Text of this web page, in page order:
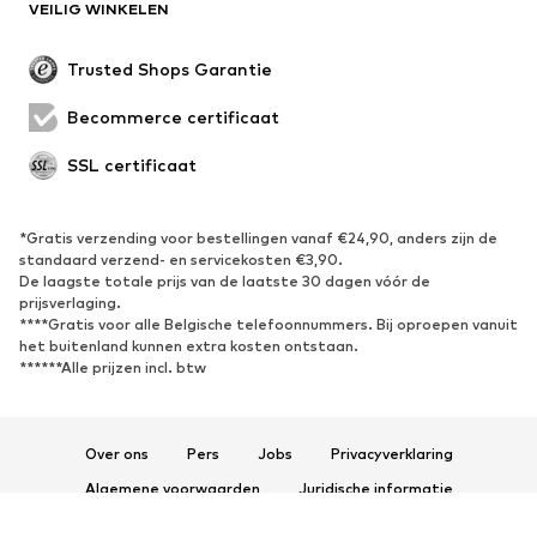
VEILIG WINKELEN
Trusted Shops Garantie
Becommerce certificaat
SSL certificaat
*Gratis verzending voor bestellingen vanaf €24,90, anders zijn de
standaard verzend- en servicekosten €3,90.
De laagste totale prijs van de laatste 30 dagen vóór de
prijsverlaging.
****Gratis voor alle Belgische telefoonnummers. Bij oproepen vanuit
het buitenland kunnen extra kosten ontstaan.
******Alle prijzen incl. btw
Over ons Pers Jobs
Privacyverklaring
Algemene voorwaarden
Juridische informatie